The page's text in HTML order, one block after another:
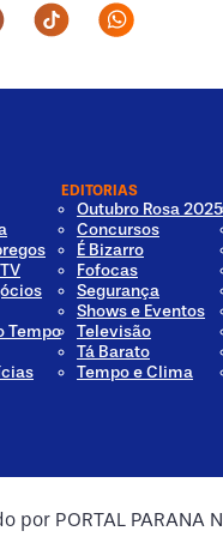
Media
Social Media
Twitter Social Media
Tiktok Social
Tempo
EDITORIAS
Outubro Rosa 2025
Concursos
É Bizarro
Fofocas
Segurança
Shows e Eventos
Televisão
Tá Barato
Tempo e Clima
PORTAL PARANA